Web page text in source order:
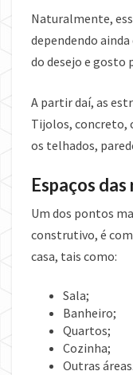
Naturalmente,
dependendo
do desejo e gosto
A partir daí, as
Tijolos, concreto,
os telhados,
Espaços
Um dos pontos
construtivo, é
casa, tais como:
Sala;
Banheiro;
Quartos;
Cozinha;
Outras áreas.